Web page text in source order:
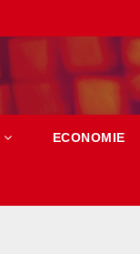
ECONOMIE